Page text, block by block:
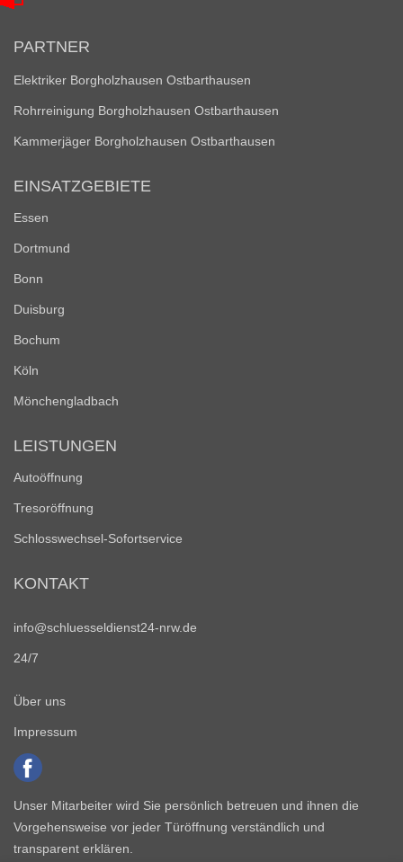
PARTNER
Elektriker Borgholzhausen Ostbarthausen
Rohrreinigung Borgholzhausen Ostbarthausen
Kammerjäger Borgholzhausen Ostbarthausen
EINSATZGEBIETE
Essen
Dortmund
Bonn
Duisburg
Bochum
Köln
Mönchengladbach
LEISTUNGEN
Autoöffnung
Tresoröffnung
Schlosswechsel-Sofortservice
KONTAKT
info@schluesseldienst24-nrw.de
24/7
Über uns
Impressum
Unser Mitarbeiter wird Sie persönlich betreuen und ihnen die
Vorgehensweise vor jeder Türöffnung verständlich und
transparent erklären.